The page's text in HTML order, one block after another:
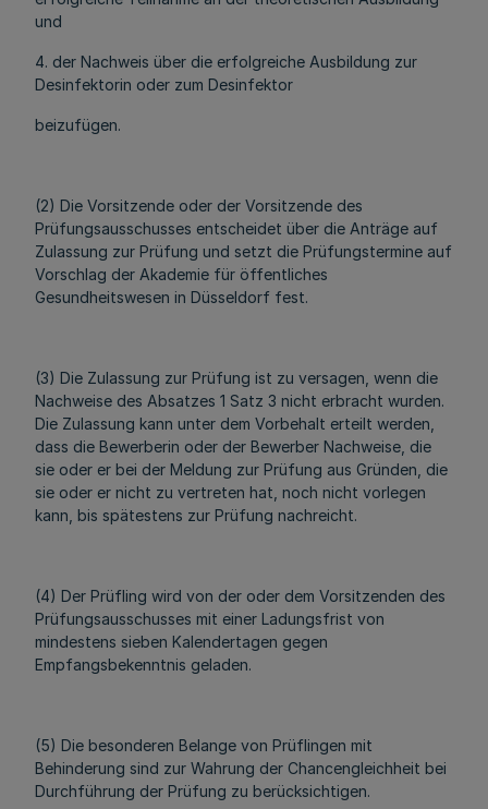
und
4. der Nachweis über die erfolgreiche Ausbildung zur
Desinfektorin oder zum Desinfektor
beizufügen.
(2) Die Vorsitzende oder der Vorsitzende des
Prüfungsausschusses entscheidet über die Anträge auf
Zulassung zur Prüfung und setzt die Prüfungstermine auf
Vorschlag der Akademie für öffentliches
Gesundheitswesen in Düsseldorf fest.
(3) Die Zulassung zur Prüfung ist zu versagen, wenn die
Nachweise des Absatzes 1 Satz 3 nicht erbracht wurden.
Die Zulassung kann unter dem Vorbehalt erteilt werden,
dass die Bewerberin oder der Bewerber Nachweise, die
sie oder er bei der Meldung zur Prüfung aus Gründen, die
sie oder er nicht zu vertreten hat, noch nicht vorlegen
kann, bis spätestens zur Prüfung nachreicht.
(4) Der Prüfling wird von der oder dem Vorsitzenden des
Prüfungsausschusses mit einer Ladungsfrist von
mindestens sieben Kalendertagen gegen
Empfangsbekenntnis geladen.
(5) Die besonderen Belange von Prüflingen mit
Behinderung sind zur Wahrung der Chancengleichheit bei
Durchführung der Prüfung zu berücksichtigen.